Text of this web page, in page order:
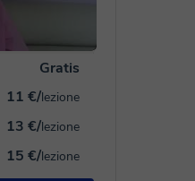
Gratis
11 €/lezione
13 €/lezione
15 €/lezione